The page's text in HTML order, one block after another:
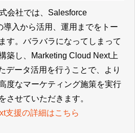
会社では、Salesforce
導入から活用、運用までをトー
す。バラバラになってしまって
築し、Marketing Cloud Next上
データ活用を行うことで、より
度なマーケティング施策を実行
させていただきます。
支援の詳細はこちら